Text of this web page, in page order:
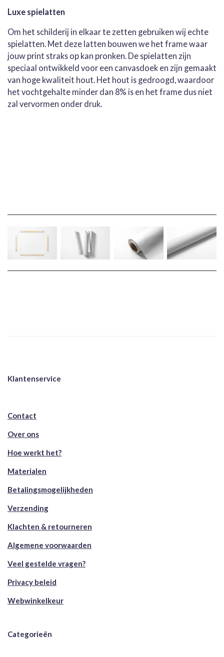
Luxe spielatten
Om het schilderij in elkaar te zetten gebruiken wij echte
spielatten. Met deze latten bouwen we het frame waar
jouw print straks op kan pronken. De spielatten zijn
speciaal ontwikkeld voor een canvasdoek en zijn gemaakt
van hoge kwaliteit hout. Het hout is gedroogd, waardoor
het vochtgehalte minder dan 8% is en het frame dus niet
zal vervormen onder druk.
Klantenservice
Contact
Over ons
Hoe werkt het?
Materialen
Betalingsmogelijkheden
Verzending
Klachten & retourneren
Algemene voorwaarden
Veel gestelde vragen?
Privacy beleid
Webwinkelkeur
Categorieën